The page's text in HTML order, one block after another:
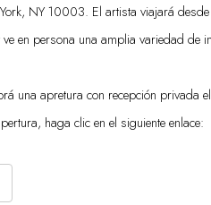
NY 10003. El artista viajará
en persona una amplia variedad de
una apretura con recepción
haga clic en el siguiente enlace: